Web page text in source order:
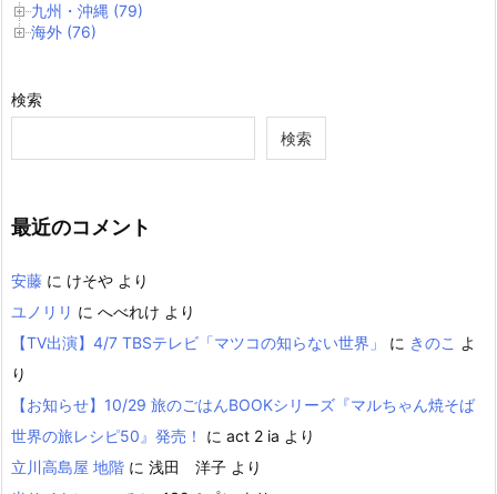
九州・沖縄 (79)
海外 (76)
検索
検索
最近のコメント
安藤 に けそや より
ユノリリ に へべれけ より
【TV出演】4/7 TBSテレビ「マツコの知らない世界」
に きのこ よ
り
【お知らせ】10/29 旅のごはんBOOKシリーズ『マルちゃん焼そば
世界の旅レシピ50』発売！
に act 2 ia より
立川高島屋 地階 に 浅田 洋子 より